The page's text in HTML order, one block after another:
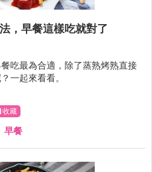
，早餐這樣吃就對了
吃最為合適，除了蒸熟烤熟直接
一起來看看。
收藏
早餐